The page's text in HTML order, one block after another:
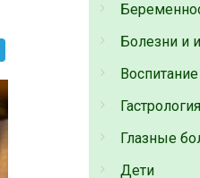
Болезни и
Гастрология
Глазные
Дети